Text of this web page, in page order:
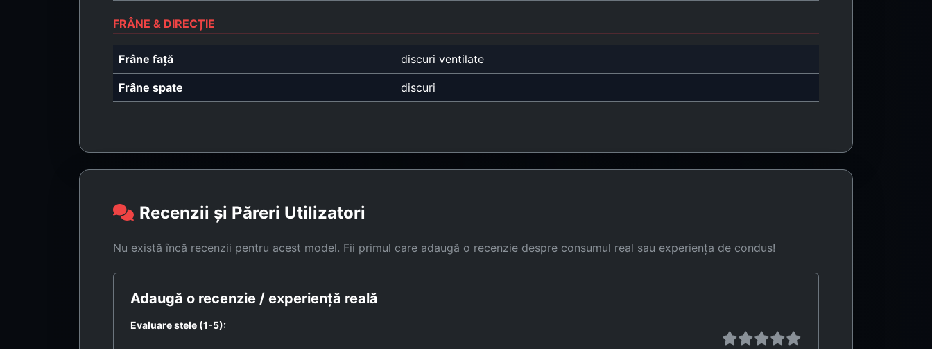
FRÂNE & DIRECȚIE
Frâne față discuri ventilate
Frâne spate discuri
Recenzii și Păreri Utilizatori
Nu există încă recenzii pentru acest model. Fii primul care adaugă o recenzie despre consumul real sau experiența de condus!
Adaugă o recenzie / experiență reală
Evaluare stele (1-5):